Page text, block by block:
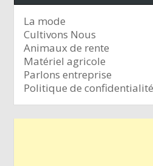
La mode
Cultivons Nous
Animaux de rente
Matériel agricole
Parlons entreprise
Politique de confidentialité